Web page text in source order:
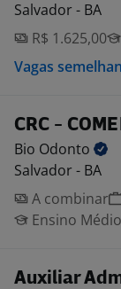
Salvador - BA
R$ 1.625,00
Vagas
CRC -
Bio Odonto
Salvador - BA
A combinar
Ensino
Auxiliar